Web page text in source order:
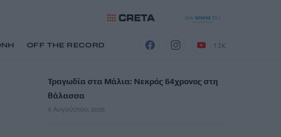
OFF THE RECORD
13K
Τραγωδία στα Μάλια: Νεκρός 64χρονος στη
θάλασσα
9 Αυγούστου, 2026